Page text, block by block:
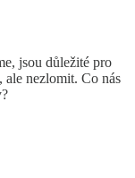
jsou důležité pro
nezlomit. Co nás